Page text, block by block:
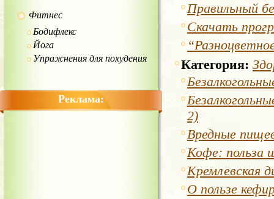
Фитнес
Бодифлекс
Йога
Упражнения для похудения
Реклама:
Правильный
Скачать
Категория:
2)
Вредные
Кофе: польза
Кремлевская
О пользе